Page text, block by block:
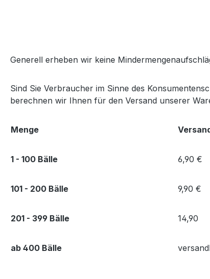
Generell erheben wir keine
Sind Sie Verbraucher im Sinne des
berechnen wir Ihnen für den Versand unserer
Menge
1 - 100 Bälle 6,90 €
101 - 200 Bälle 9,90 €
201 - 399 Bälle 14,90
ab 400 Bälle